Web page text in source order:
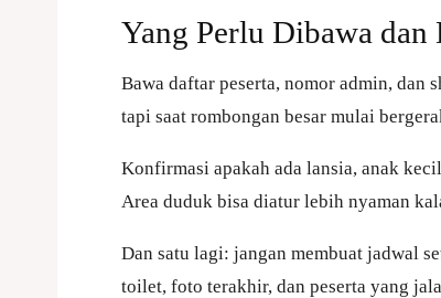
Yang Perlu Dibawa
Bawa daftar peserta, nomor admin, dan
tapi saat rombongan besar mulai
Konfirmasi apakah ada lansia, anak
Area duduk bisa diatur lebih nyaman
Dan satu lagi: jangan membuat jadwal
toilet, foto terakhir, dan peserta yang